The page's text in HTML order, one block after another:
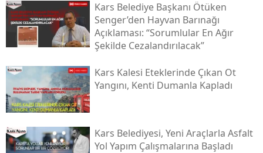
Kars Belediye Başkanı Ötüken
Senger’den Hayvan Barınağı
Açıklaması: “sorumlular En Ağır
Şekilde Cezalandırılacak”
Kars Kalesi Eteklerinde Çıkan Ot
Yangını, Kenti Dumanla Kapladı
Kars Belediyesi, Yeni Araçlarla Asfalt
Yol Yapım Çalışmalarına Başladı